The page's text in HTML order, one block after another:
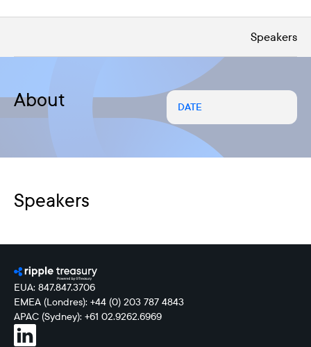
Speakers
About DATE
Speakers
EUA: 847.847.3706
EMEA (Londres): +44 (0) 203 787 4843
APAC (Sydney): +61 02.9262.6969